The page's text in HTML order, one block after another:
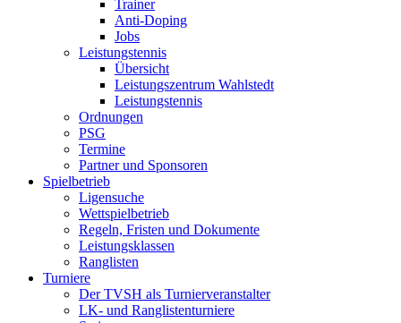
Trainer
Anti-Doping
Jobs
Leistungstennis
Übersicht
Leistungszentrum Wahlstedt
Leistungstennis
Ordnungen
PSG
Termine
Partner und Sponsoren
Spielbetrieb
Ligensuche
Wettspielbetrieb
Regeln, Fristen und Dokumente
Leistungsklassen
Ranglisten
Turniere
Der TVSH als Turnierveranstalter
LK- und Ranglistenturniere